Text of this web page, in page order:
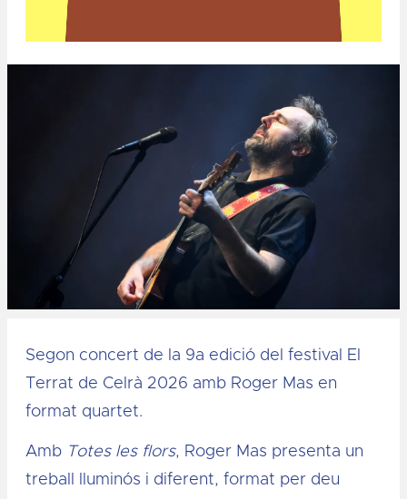
Segon concert de la 9a edició del festival El
Terrat de Celrà 2026 amb Roger Mas en
format quartet.
Amb Totes les flors, Roger Mas presenta un
treball lluminós i diferent, format per deu